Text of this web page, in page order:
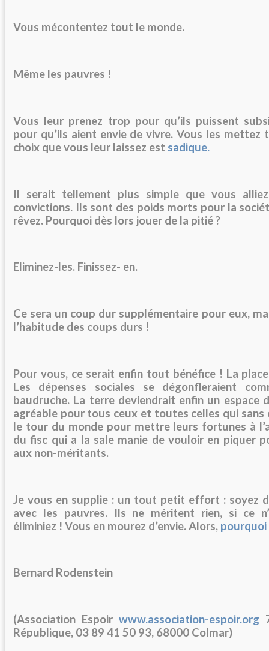
Vous mécontentez tout le monde.
Même les pauvres !
Vous leur prenez trop pour qu’ils puissent
pour qu’ils aient envie de vivre. Vous les mettez
choix que vous leur laissez est sadique.
Il serait tellement plus simple que vous
convictions. Ils sont des poids morts pour la
rêvez. Pourquoi dès lors jouer de la pitié ?
Eliminez-les. Finissez- en.
Ce sera un coup dur supplémentaire pour eux,
l’habitude des coups durs !
Pour vous, ce serait enfin tout bénéfice ! La
Les dépenses sociales se dégonfleraient
baudruche. La terre deviendrait enfin un espace
agréable pour tous ceux et toutes celles qui sans
le tour du monde pour mettre leurs fortunes à
du fisc qui a la sale manie de vouloir en piquer
aux non-méritants.
Je vous en supplie : un tout petit effort : soyez
avec les pauvres. Ils ne méritent rien, si ce
éliminiez ! Vous en mourez d’envie. Alors, pourquoi
Bernard Rodenstein
(Association Espoir www.association-espoir.org
République, 03 89 41 50 93, 68000 Colmar)